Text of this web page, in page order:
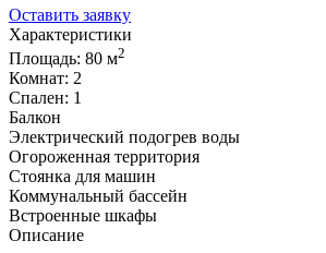
Оставить заявку
Характеристики
Площадь: 80 м2
Комнат: 2
Спален: 1
Балкон
Электрический подогрев воды
Огороженная территория
Стоянка для машин
Коммунальный бассейн
Встроенные шкафы
Описание